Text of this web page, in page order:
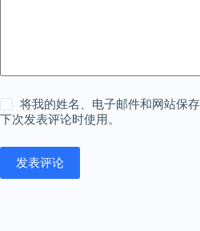
将我的姓名、电子邮件和网站保
下次发表评论时使用。
发表评论